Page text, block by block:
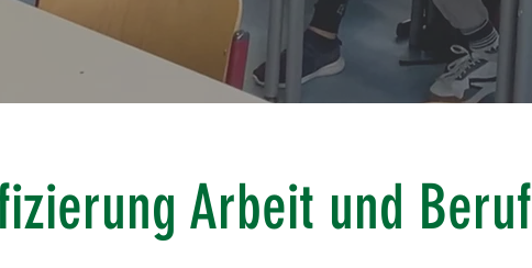
Arbeit und Beruf